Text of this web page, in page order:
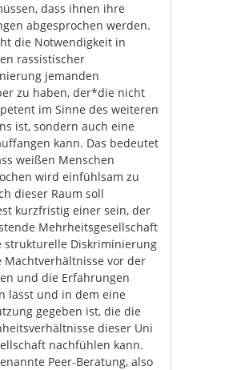
dass ihnen ihre
abgesprochen werden.
die Notwendigkeit in
rassistischer
jemanden
zu haben, der*die nicht
im Sinne des weiteren
ist, sondern auch eine
kann. Das bedeutet
weißen Menschen
wird einfühlsam zu
dieser Raum soll
kurzfristig einer sein, der
Mehrheitsgesellschaft
strukturelle Diskriminierung
Machtverhältnisse vor der
und die Erfahrungen
lässt und in dem eine
gegeben ist, die die
dieser Uni
nachfühlen kann.
Peer-Beratung, also